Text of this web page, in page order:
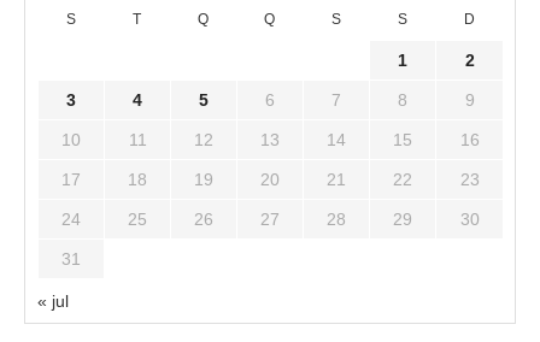
S T Q Q S S D
1 2
3 4 5 6 7 8 9
10 11 12 13 14 15 16
17 18 19 20 21 22 23
24 25 26 27 28 29 30
31
« jul